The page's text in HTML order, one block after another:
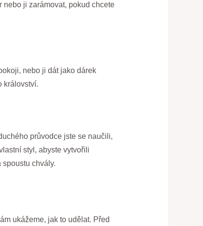
ji zarámovat, pokud chcete
nebo ji dát jako dárek
království.
průvodce jste se naučili,
styl, abyste vytvořili
chvály.
ukážeme, jak to udělat. Před